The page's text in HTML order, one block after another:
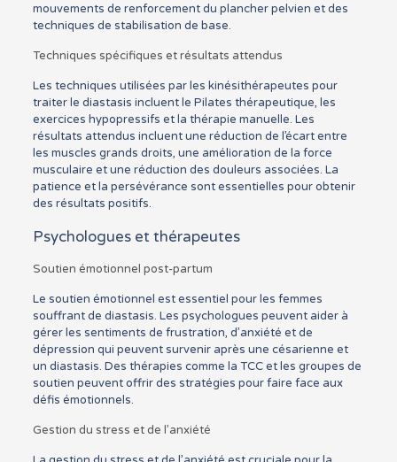
mouvements de renforcement du plancher pelvien et des
techniques de stabilisation de base.
Techniques spécifiques et résultats attendus
Les techniques utilisées par les kinésithérapeutes pour
traiter le diastasis incluent le Pilates thérapeutique, les
exercices hypopressifs et la thérapie manuelle. Les
résultats attendus incluent une réduction de l’écart entre
les muscles grands droits, une amélioration de la force
musculaire et une réduction des douleurs associées. La
patience et la persévérance sont essentielles pour obtenir
des résultats positifs.
Psychologues et thérapeutes
Soutien émotionnel post-partum
Le soutien émotionnel est essentiel pour les femmes
souffrant de diastasis. Les psychologues peuvent aider à
gérer les sentiments de frustration, d’anxiété et de
dépression qui peuvent survenir après une césarienne et
un diastasis. Des thérapies comme la TCC et les groupes de
soutien peuvent offrir des stratégies pour faire face aux
défis émotionnels.
Gestion du stress et de l’anxiété